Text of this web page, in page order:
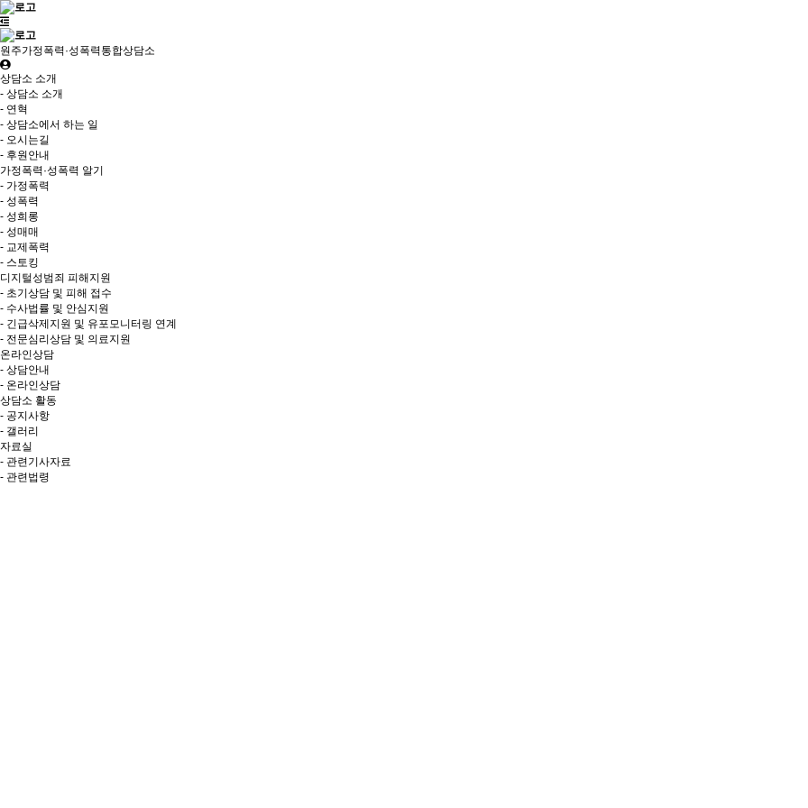
원주가정폭력·성폭력통합상담소
상담소 소개
- 상담소 소개
- 연혁
- 상담소에서 하는 일
- 오시는길
- 후원안내
가정폭력·성폭력 알기
- 가정폭력
- 성폭력
- 성희롱
- 성매매
- 교제폭력
- 스토킹
디지털성범죄 피해지원
- 초기상담 및 피해 접수
- 수사법률 및 안심지원
- 긴급삭제지원 및 유포모니터링 연계
- 전문심리상담 및 의료지원
온라인상담
- 상담안내
- 온라인상담
상담소 활동
- 공지사항
- 갤러리
자료실
- 관련기사자료
- 관련법령